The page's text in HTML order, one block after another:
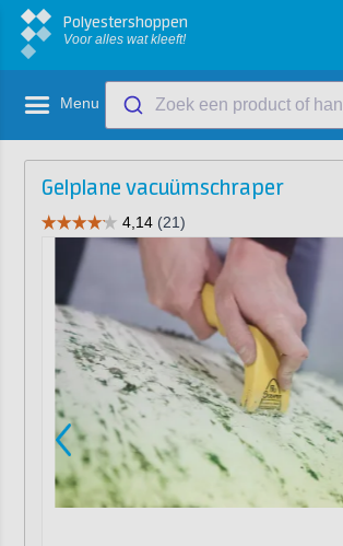
Polyestershoppen
Voor alles wat kleeft!
Menu Zoek een product of
Gelplane vacuümschraper